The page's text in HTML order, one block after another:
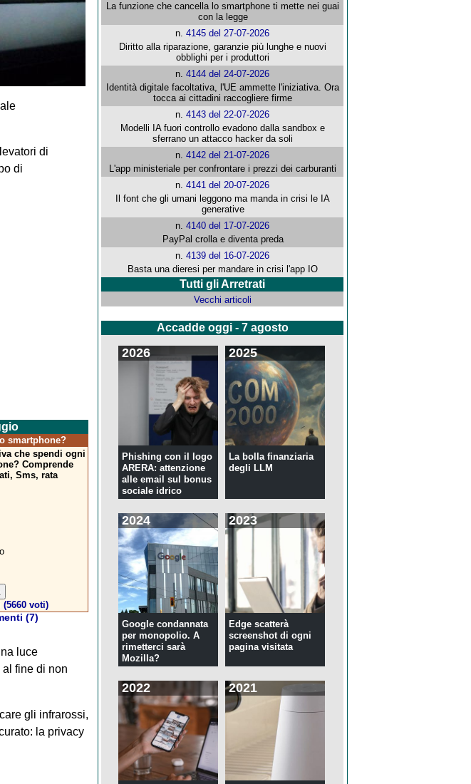
di
di
smartphone?
che spendi ogni
Comprende
Sms, rata
voti)
(7)
luce
fine di non
gli infrarossi,
la privacy
La funzione che cancella lo smartphone ti mette nei guai
con la legge
n.4145 del 27-07-2026
Diritto alla riparazione, garanzie più lunghe e nuovi
obblighi per i produttori
n.4144 del 24-07-2026
Identità digitale facoltativa, l'UE ammette l'iniziativa. Ora
tocca ai cittadini raccogliere firme
n.4143 del 22-07-2026
Modelli IA fuori controllo evadono dalla sandbox e
sferrano un attacco hacker da soli
n.4142 del 21-07-2026
L'app ministeriale per confrontare i prezzi dei carburanti
n.4141 del 20-07-2026
Il font che gli umani leggono ma manda in crisi le IA
generative
n.4140 del 17-07-2026
PayPal crolla e diventa preda
n.4139 del 16-07-2026
Basta una dieresi per mandare in crisi l'app IO
Tutti gli Arretrati
Vecchi articoli
Accadde oggi - 7 agosto
2026
Phishing con il logo
ARERA: attenzione
alle email sul bonus
sociale idrico
2025
La bolla finanziaria
degli LLM
2024
Google condannata
per monopolio. A
rimetterci sarà
Mozilla?
2023
Edge scatterà
screenshot di ogni
pagina visitata
2022 2021